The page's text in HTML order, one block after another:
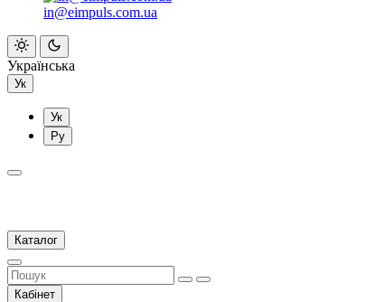
in@eimpuls.com.ua
Українська
Ук
Ук
Ру
Каталог
Кабінет